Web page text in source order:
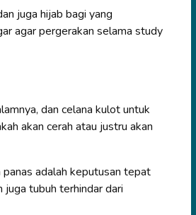
juga hijab bagi yang
agar pergerakan selama study
dan celana kulot untuk
akan cerah atau justru akan
adalah keputusan tepat
tubuh terhindar dari